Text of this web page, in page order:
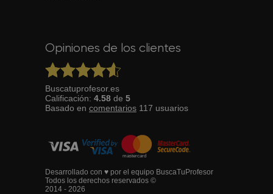
Opiniones de los clientes
Buscatuprofesor.es
Calificación: 4.58 de 5
Basado en comentarios 117 usuarios
Desarrollado con ♥ por el equipo BuscaTuProfesor
Todos los derechos reservados ©
2014 - 2026